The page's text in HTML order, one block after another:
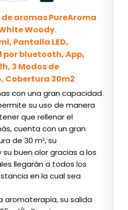
aromas PureAroma
Woody.
Pantalla LED,
bluetooth, App,
3 Modos de
Cobertura 30m2
con una gran capacidad
su uso de manera
que rellenar el
cuenta con un gran
de 30 m², su
buen olor gracias a los
llegarán a todos los
en la cual sea
aromaterapia, su salida